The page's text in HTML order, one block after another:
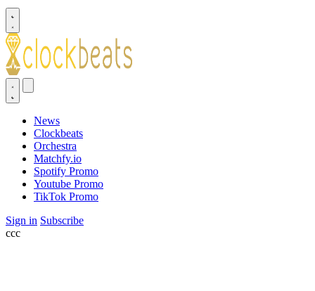
News
Clockbeats
Orchestra
Matchfy.io
Spotify Promo
Youtube Promo
TikTok Promo
Sign in Subscribe
ссс